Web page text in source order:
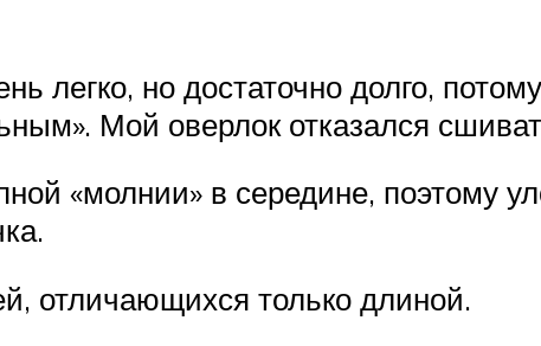
легко, но достаточно долго,
Мой оверлок отказался
«молнии» в середине, поэтому
отличающихся только длиной.